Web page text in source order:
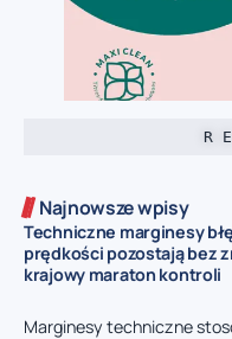
R
Najnowsze wpisy
Techniczne marginesy
prędkości pozostają bez
krajowy maraton kontroli
Marginesy techniczne